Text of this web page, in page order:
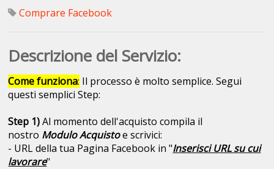
Comprare Facebook
Descrizione del Servizio:
Come funziona: Il processo è molto semplice. Segui
questi semplici Step:
Step 1)Al momento dell'acquisto compila il
nostro Modulo Acquistoe scrivici:
- URL della tua Pagina Facebook in "Inserisci URL su cui
lavorare"